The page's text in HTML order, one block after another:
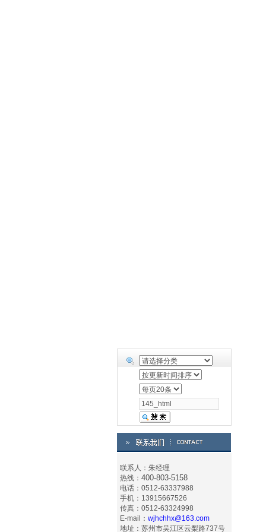
联系人：朱经理
热线： 400-803-5158
电话：0512-63337988
手机：13915667526
传真：0512-63324998
E-mail： wjhchhx@163.com
地址：苏州市吴江区云梨路737号